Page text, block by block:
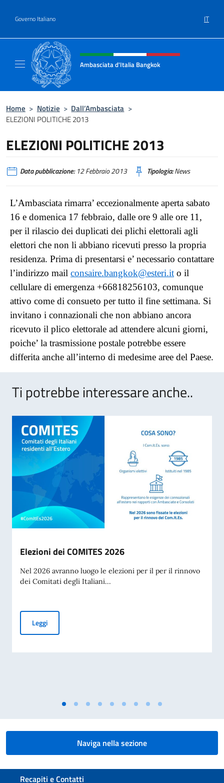
Governo Italiano IT
Intestazione sito, social e menù
Ambasciata d'Italia Bangkok
Home > Notizie > Dall’Ambasciata >
ELEZIONI POLITICHE 2013
ELEZIONI POLITICHE 2013
Data pubblicazione:12 Febbraio 2013 Tipologia:News
L’Ambasciata rimarra’ eccezionalmente aperta sabato
16 e domenica 17 febbraio, dalle ore 9 alle ore 11,
per il rilascio dei duplicati dei plichi elettorali agli
elettori che non li abbiano ricevuti presso la propria
residenza. Prima di presentarsi e’ necessario contattare
l’indirizzo mail consaire.bangkok@esteri.it o il
cellulare di emergenza +66818256103, comunque
attivo come di consueto per tutto il fine settimana. Si
invitano i connazionali che non abbiano ancora
ricevuto il plico elettorale ad attendere alcuni giorni,
poiche’ la trasmissione postale potrebbe essere
differita anche all’interno di medesime aree del Paese.
Ti potrebbe interessare anche..
Elezioni dei COMITES 2026
Nel 2026 avranno luogo le elezioni per il per il rinnovo
dei Comitati degli Italiani...
LeggiElezioni dei COMITES 2026
Naviga nella sezione
Recapiti e Contatti